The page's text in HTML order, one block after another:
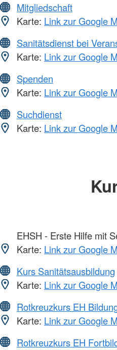
Mitgliedschaft
Karte: Link zur Google
Sanitätsdienst bei
Karte: Link zur Google
Spenden
Karte: Link zur Google
Suchdienst
Karte: Link zur Google
EHSH - Erste Hilfe mit
Karte: Link zur Google
Kurs Sanitätsausbildung
Karte: Link zur Google
Rotkreuzkurs EH
Karte: Link zur Google
Rotkreuzkurs EH